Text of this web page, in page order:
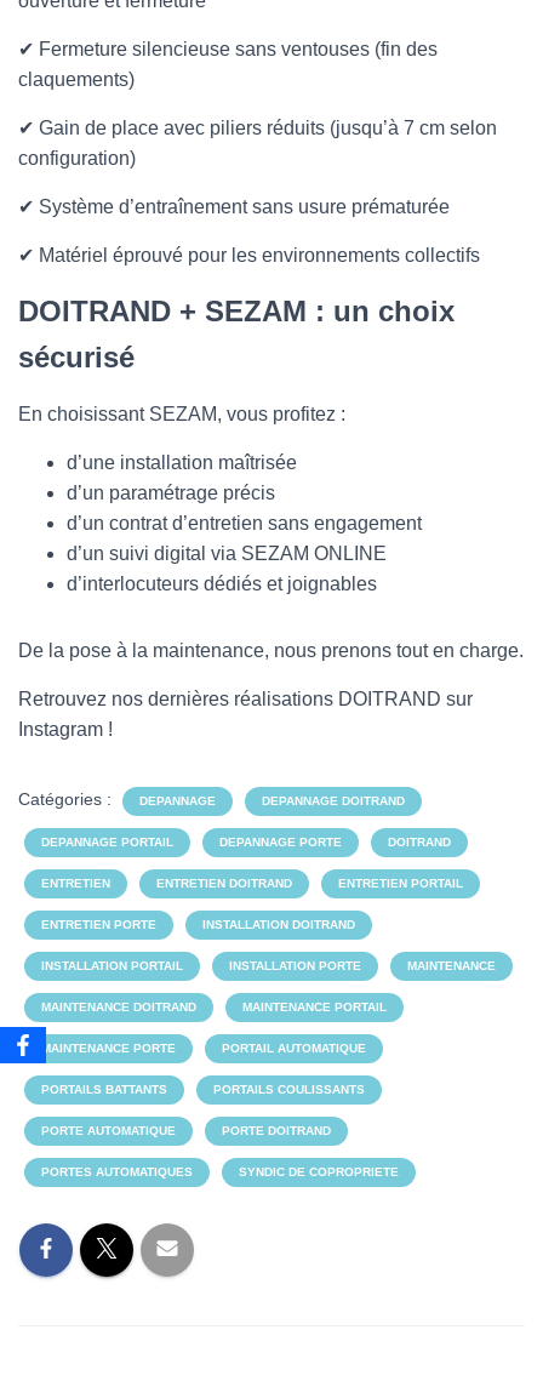
✔ Fermeture silencieuse sans ventouses (fin des
claquements)
✔ Gain de place avec piliers réduits (jusqu’à 7 cm selon
configuration)
✔ Système d’entraînement sans usure prématurée
✔ Matériel éprouvé pour les environnements collectifs
DOITRAND + SEZAM : un choix
sécurisé
En choisissant SEZAM, vous profitez :
d’une installation maîtrisée
d’un paramétrage précis
d’un contrat d’entretien sans engagement
d’un suivi digital via SEZAM ONLINE
d’interlocuteurs dédiés et joignables
De la pose à la maintenance, nous prenons tout en charge.
Retrouvez nos dernières réalisations DOITRAND sur
Instagram !
Catégories : DEPANNAGE DEPANNAGE DOITRAND
DEPANNAGE PORTAIL DEPANNAGE PORTE DOITRAND
ENTRETIEN ENTRETIEN DOITRAND ENTRETIEN PORTAIL
ENTRETIEN PORTE INSTALLATION DOITRAND
INSTALLATION PORTAIL INSTALLATION PORTE MAINTENANCE
MAINTENANCE DOITRAND MAINTENANCE PORTAIL
MAINTENANCE PORTE PORTAIL AUTOMATIQUE
PORTAILS BATTANTS PORTAILS COULISSANTS
PORTE AUTOMATIQUE PORTE DOITRAND
PORTES AUTOMATIQUES SYNDIC DE COPROPRIETE